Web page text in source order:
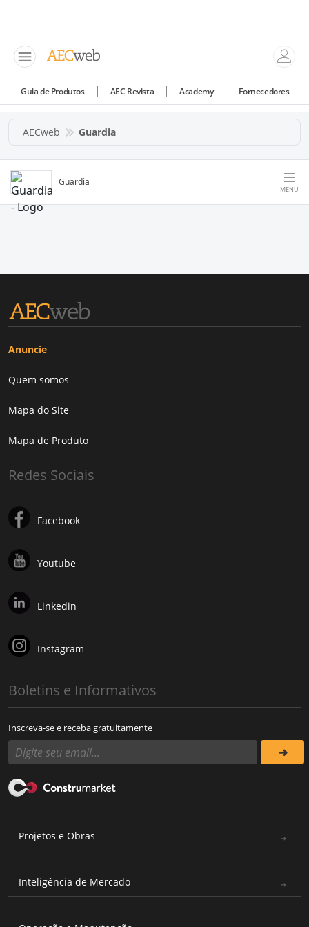
Guia de Produtos AEC Revista Academy Fornecedores
AECweb Guardia
Guardia
MENU
Anuncie
Quem somos
Mapa do Site
Mapa de Produto
Redes Sociais
Facebook
Youtube
Linkedin
Instagram
Boletins e Informativos
Inscreva-se e receba gratuitamente
Projetos e Obras
Inteligência de Mercado